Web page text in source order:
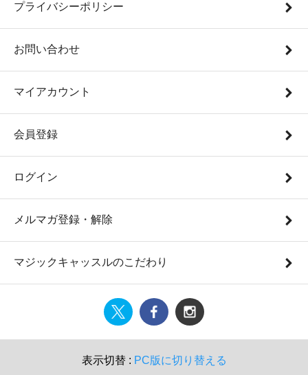
プライバシーポリシー
お問い合わせ
マイアカウント
会員登録
ログイン
メルマガ登録・解除
マジックキャッスルのこだわり
表示切替 : PC版に切り替える